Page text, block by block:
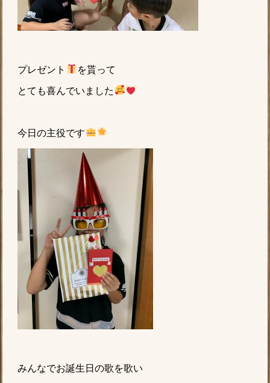
プレゼント を貰って
とても喜んでいました
今日の主役です
みんなでお誕生日の歌を歌い